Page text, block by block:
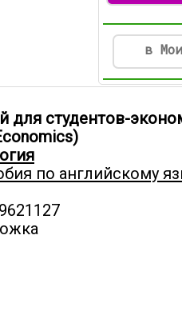
в
для студентов-
по английскому